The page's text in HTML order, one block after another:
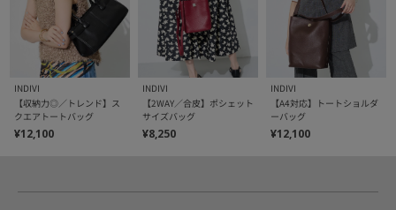
INDIVI
【収納力◎／トレンド】ス
クエアトートバッグ
¥12,100
INDIVI
【2WAY／合皮】ポシェット
サイズバッグ
¥8,250
INDIVI
【A4対応】トートショルダ
ーバッグ
¥12,100